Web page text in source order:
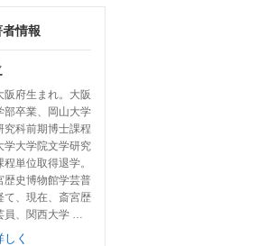
者情報
阪府生まれ。大阪
部卒業、岡山大学
究科前期博士課程
学大学院文学研究
単位取得退学。
歴史博物館学芸普
て、現在、斎宮歴
員、関西大学 …
しく